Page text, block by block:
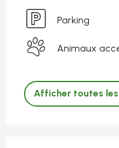
Parking
Animaux
Afficher toutes